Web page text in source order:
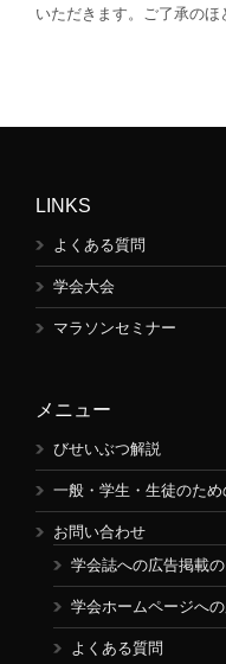
いただきます。ご了承のほ
LINKS
よくある質問
学会大会
マラソンセミナー
メニュー
びせいぶつ解説
一般・学生・生徒のため
お問い合わせ
学会誌への広告掲載
学会ホームページへ
よくある質問